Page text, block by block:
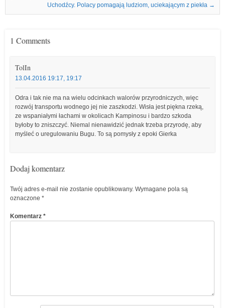
Uchodźcy. Polacy pomagają ludziom, uciekającym z piekła →
1 Comments
TolIn
13.04.2016 19:17, 19:17
Odra i tak nie ma na wielu odcinkach walorów przyrodniczych, więc
rozwój transportu wodnego jej nie zaszkodzi. Wisła jest piękna rzeką,
ze wspaniałymi łachami w okolicach Kampinosu i bardzo szkoda
byłoby to zniszczyć. Niemal nienawidzić jednak trzeba przyrodę, aby
myśleć o uregulowaniu Bugu. To są pomysły z epoki Gierka
Dodaj komentarz
Twój adres e-mail nie zostanie opublikowany. Wymagane pola są
oznaczone *
Komentarz *